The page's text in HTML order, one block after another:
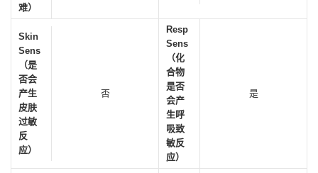
难）
Skin
Sens
（是
否会
产生
皮肤
过敏
反
应）
否
Resp
Sens
（化
合物
是否
会产
生呼
吸致
敏反
应）
是